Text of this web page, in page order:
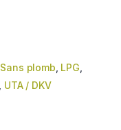
Sans plomb LPG
UTA / DKV